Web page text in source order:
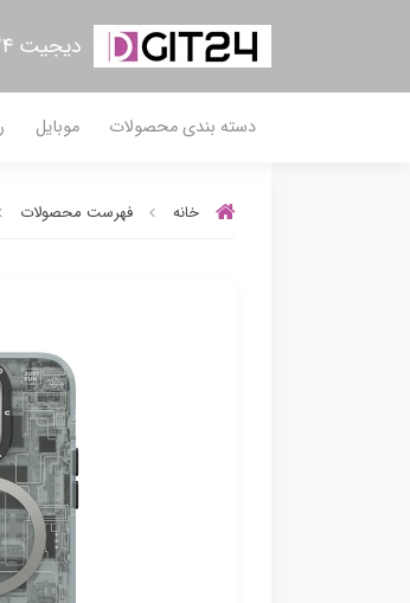
دیجیت ۲۴
دسته بندی محصولات موبایل
خانه فهرست محصولات